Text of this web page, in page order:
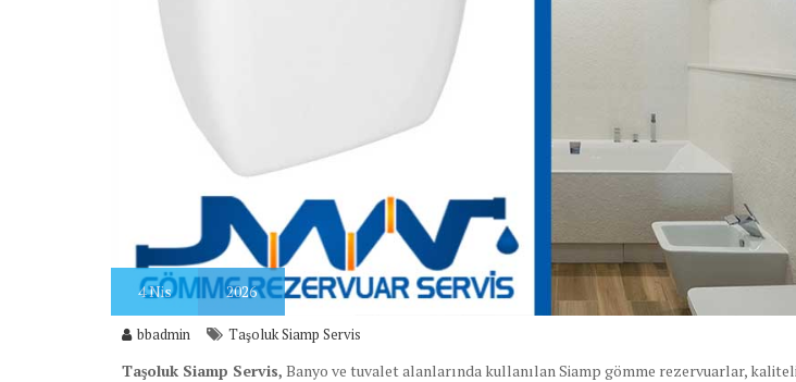
4Nis 2026
bbadmin Taşoluk Siamp Servis
Taşoluk Siamp Servis, Banyo ve tuvalet alanlarında kullanılan Siamp gömme rezervuarlar,